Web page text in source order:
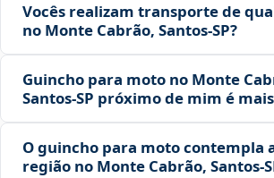
Vocês realizam transporte de
no Monte Cabrão, Santos‑SP?
Guincho para moto no Monte
Santos‑SP próximo de mim é
O guincho para moto contempla
região no Monte Cabrão,